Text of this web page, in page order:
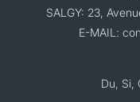
SALGY: 23,
E-MAIL:
Du, Si,